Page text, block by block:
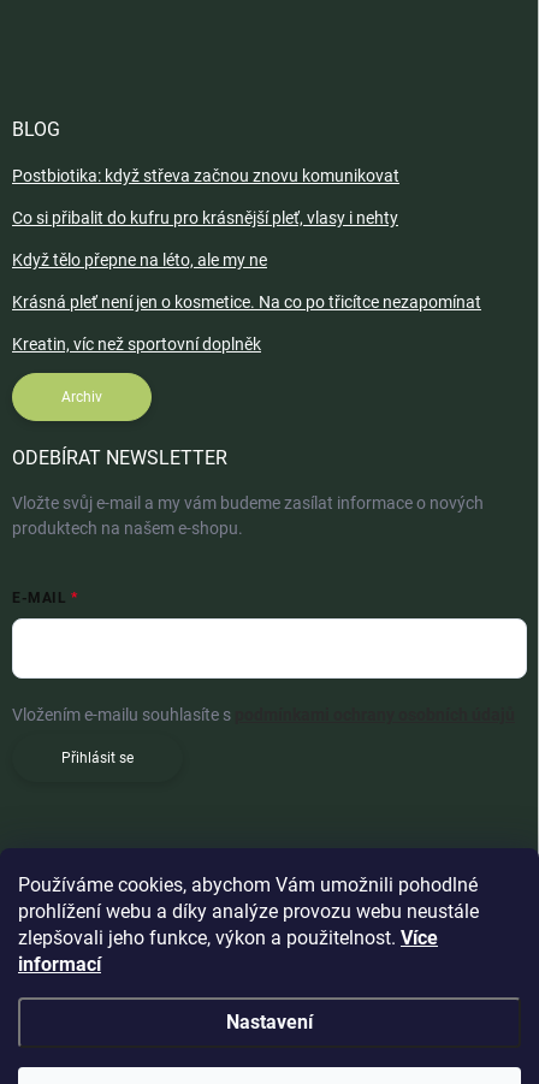
Používáme cookies, abychom Vám umožnili pohodlné
prohlížení webu a díky analýze provozu webu neustále
zlepšovali jeho funkce, výkon a použitelnost. Více
informací
Nastavení
BLOG
Postbiotika: když střeva začnou znovu komunikovat
Co si přibalit do kufru pro krásnější pleť, vlasy i nehty
Když tělo přepne na léto, ale my ne
Krásná pleť není jen o kosmetice. Na co po třicítce nezapomínat
Kreatin, víc než sportovní doplněk
Archiv
ODEBÍRAT NEWSLETTER
Vložte svůj e-mail a my vám budeme zasílat informace o nových
produktech na našem e-shopu.
E-MAIL
Vložením e-mailu souhlasíte s
Přihlásit se